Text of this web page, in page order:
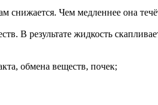
снижается. Чем медленнее она
В результате жидкость
обмена веществ, почек;